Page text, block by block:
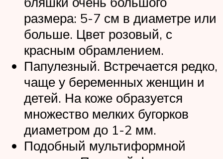
размера: 5-7 см в диаметре или
больше. Цвет розовый, с
красным обрамлением.
Папулезный. Встречается редко,
чаще у беременных женщин и
детей. На коже образуется
множество мелких бугорков
диаметром до 1-2 мм.
Подобный мультиформной